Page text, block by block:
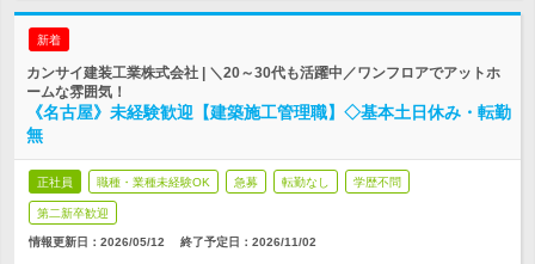
新着
カンサイ建装工業株式会社 | ＼20～30代も活躍中／ワンフロアでアットホ
ームな雰囲気！
《名古屋》未経験歓迎【建築施工管理職】◇基本土日休み・転勤
無
正社員 職種・業種未経験OK 急募 転勤なし 学歴不問
第二新卒歓迎
情報更新日：2026/05/12 終了予定日： 2026/11/02